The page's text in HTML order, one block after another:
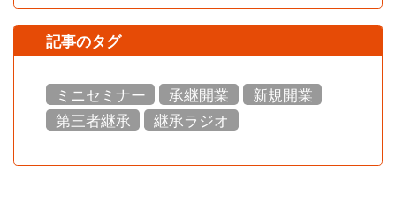
記事のタグ
ミニセミナー 承継開業
新規開業
第三者継承
継承ラジオ